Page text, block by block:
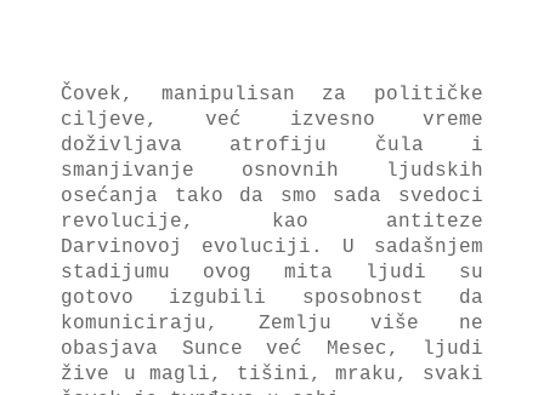
Čovek, manipulisan za političke
ciljeve, već izvesno vreme
doživljava atrofiju čula i
smanjivanje osnovnih ljudskih
osećanja tako da smo sada svedoci
revolucije, kao antiteze
Darvinovoj evoluciji. U sadašnjem
stadijumu ovog mita ljudi su
gotovo izgubili sposobnost da
komuniciraju, Zemlju više ne
obasjava Sunce već Mesec, ljudi
žive u magli, tišini, mraku, svaki